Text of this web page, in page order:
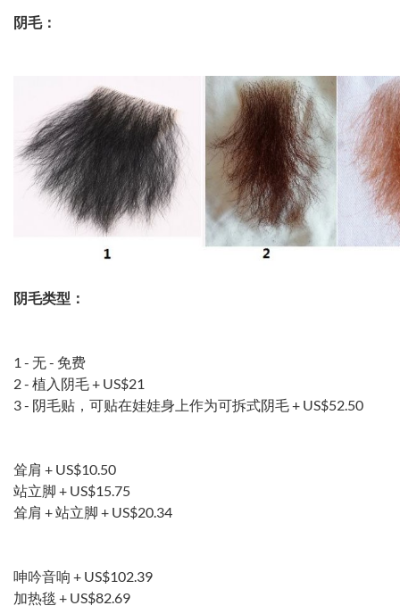
阴毛：
阴毛类型：
1 - 无 - 免费
2 - 植入阴毛 + US$21
3 - 阴毛贴，可贴在娃娃身上作为可拆式阴毛 + US$52.50
耸肩 + US$10.50
站立脚 + US$15.75
耸肩 + 站立脚 + US$20.34
呻吟音响 + US$102.39
加热毯 + US$82.69